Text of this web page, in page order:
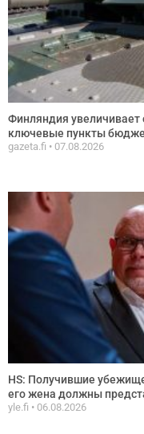
Финляндия увеличивает
ключевые пункты
gazeta.fi 07.08.2026
HS: Получившие
его жена должны
yle.fi 06.08.2026